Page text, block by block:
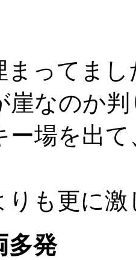
まってま
崖なのか
ー場を出
りも更に
多発